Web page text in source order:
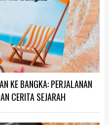
KE BANGKA: PERJALANAN
CERITA SEJARAH